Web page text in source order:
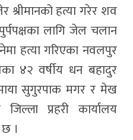
हत्या गरेर शव
लागि जेल चलान
हत्या गरिएका नवलपुर
४२ वर्षीय धन बहादुर
सुगुरपाक मगर र मेख
प्रहरी कार्यालय
।